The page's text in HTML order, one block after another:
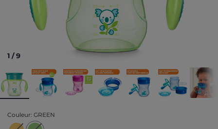
1 /9
Couleur: GREEN